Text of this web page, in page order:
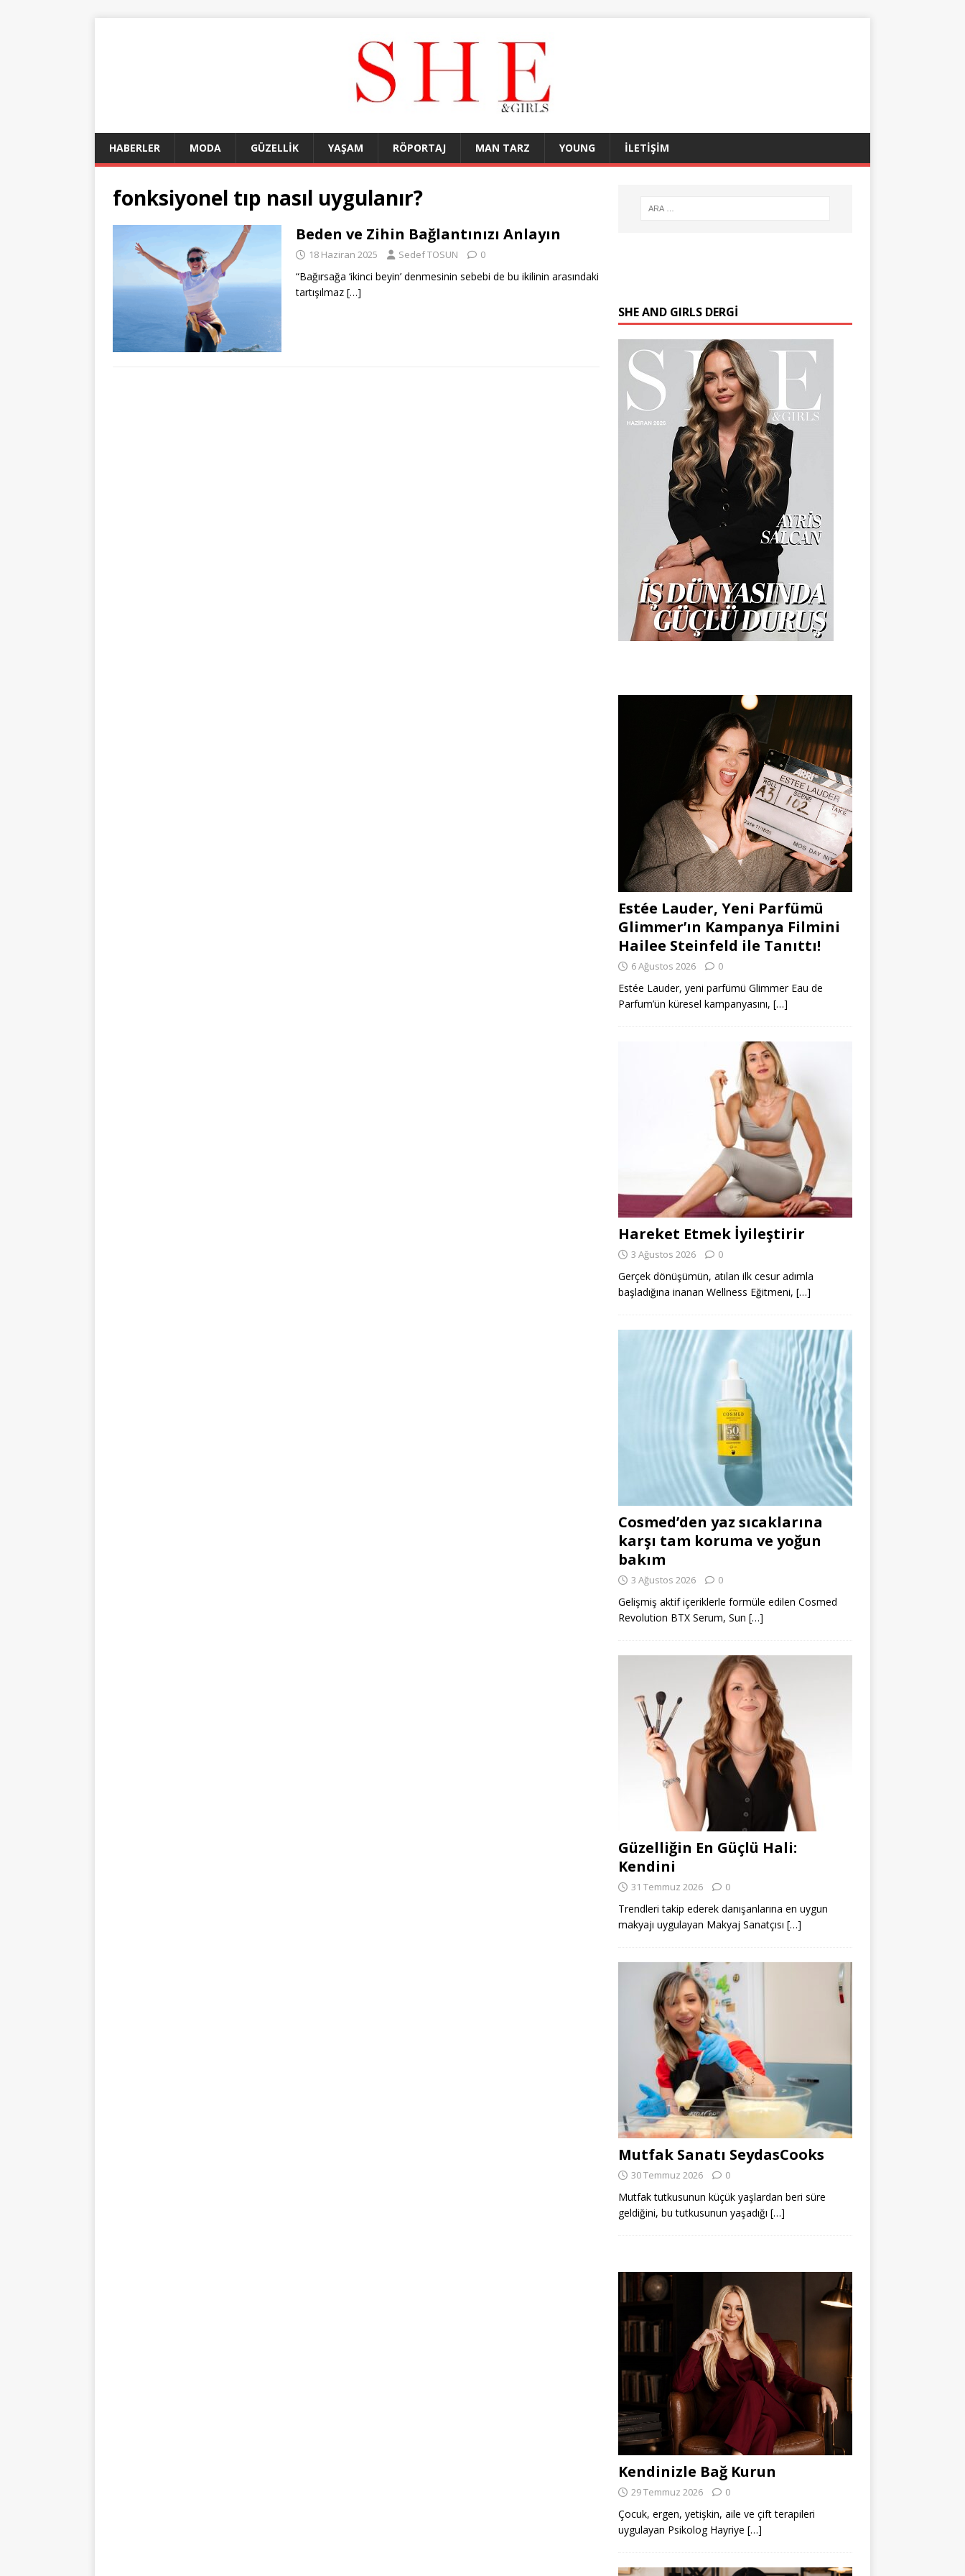
HABERLER MODA GÜZELLİK YAŞAM RÖPORTAJ MAN TARZ YOUNG İLETİŞİM
fonksiyonel tıp nasıl uygulanır?
Beden ve Zihin Bağlantınızı Anlayın
18 Haziran 2025 Sedef TOSUN 0
“Bağırsağa ‘ikinci beyin’ denmesinin sebebi de bu ikilinin arasındaki
tartışılmaz […]
SHE AND GIRLS DERGİ
Estée Lauder, Yeni Parfümü
Glimmer’ın Kampanya Filmini
Hailee Steinfeld ile Tanıttı!
6 Ağustos 2026 0
Estée Lauder, yeni parfümü Glimmer Eau de
Parfum’ün küresel kampanyasını, […]
Hareket Etmek İyileştirir
3 Ağustos 2026 0
Gerçek dönüşümün, atılan ilk cesur adımla
başladığına inanan Wellness Eğitmeni, […]
Cosmed’den yaz sıcaklarına
karşı tam koruma ve yoğun
bakım
3 Ağustos 2026 0
Gelişmiş aktif içeriklerle formüle edilen Cosmed
Revolution BTX Serum, Sun […]
Güzelliğin En Güçlü Hali:
Kendini
31 Temmuz 2026 0
Trendleri takip ederek danışanlarına en uygun
makyajı uygulayan Makyaj Sanatçısı […]
Mutfak Sanatı SeydasCooks
30 Temmuz 2026 0
Mutfak tutkusunun küçük yaşlardan beri süre
geldiğini, bu tutkusunun yaşadığı […]
Kendinizle Bağ Kurun
29 Temmuz 2026 0
Çocuk, ergen, yetişkin, aile ve çift terapileri
uygulayan Psikolog Hayriye […]